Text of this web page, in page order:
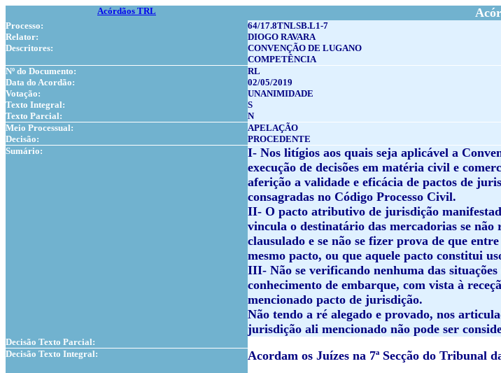
Acórdãos TRL
Processo:
64/17.8TNLSB.L1-7
Relator:
DIOGO RAVARA
Descritores:
CONVENÇÃO DE LUGANO
COMPETÊNCIA
Nº do Documento:
RL
Data do Acordão:
02/05/2019
Votação:
UNANIMIDADE
Texto Integral:
S
Texto Parcial:
N
Meio Processual:
APELAÇÃO
Decisão:
PROCEDENTE
Sumário:
I- Nos litígios aos quais seja aplicável a
execução de decisões em matéria civil e
aferição a validade e eficácia de pactos de
consagradas no Código Processo Civil.
II- O pacto atributivo de jurisdição
vincula o destinatário das mercadorias se
clausulado e se não se fizer prova de que
mesmo pacto, ou que aquele pacto constitui
III- Não se verificando nenhuma das
conhecimento de embarque, com vista à
mencionado pacto de jurisdição.
Não tendo a ré alegado e provado, nos
jurisdição ali mencionado não pode ser
Decisão Texto Parcial:
Decisão Texto Integral:
Acordam os Juízes na 7ª Secção do Tribunal